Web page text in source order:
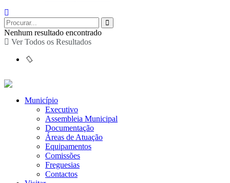
Nenhum resultado encontrado
Ver Todos os Resultados
Município
Executivo
Assembleia Municipal
Documentação
Áreas de Atuação
Equipamentos
Comissões
Freguesias
Contactos